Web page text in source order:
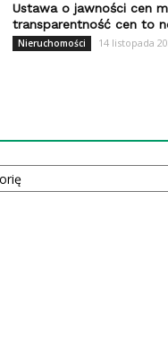
Ustawa o jawności cen
transparentność cen to
Nieruchomości 14 listopada